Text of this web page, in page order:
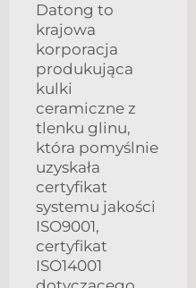
Datong to
krajowa
korporacja
produkująca
kulki
ceramiczne z
tlenku glinu,
która pomyślnie
uzyskała
certyfikat
systemu jakości
ISO9001,
certyfikat
ISO14001